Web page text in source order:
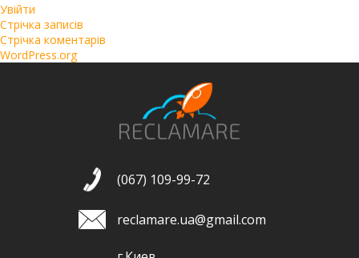
Увійти
Стрічка записів
Стрічка коментарів
WordPress.org
(067) 109-99-72
reclamare.ua@gmail.com